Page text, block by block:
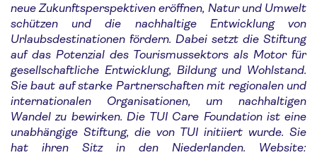
neue Zukunftsperspektiven eröffnen, Natur und Umwelt
schützen und die nachhaltige Entwicklung von
Urlaubsdestinationen fördern. Dabei setzt die Stiftung
auf das Potenzial des Tourismussektors als Motor für
gesellschaftliche Entwicklung, Bildung und Wohlstand.
Sie baut auf starke Partnerschaften mit regionalen und
internationalen Organisationen, um nachhaltigen
Wandel zu bewirken. Die TUI Care Foundation ist eine
unabhängige Stiftung, die von TUI initiiert wurde. Sie
hat ihren Sitz in den Niederlanden.
Website: